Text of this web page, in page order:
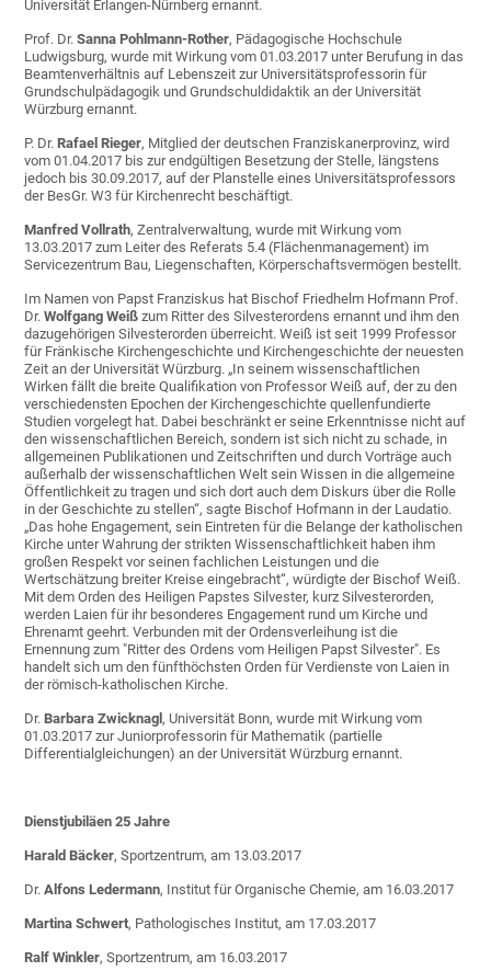
Universität Erlangen-Nürnberg ernannt.
Prof. Dr.Sanna Pohlmann-Rother, Pädagogische Hochschule
Ludwigsburg, wurde mit Wirkung vom 01.03.2017 unter Berufung in das
Beamtenverhältnis auf Lebenszeit zur Universitätsprofessorin für
Grundschulpädagogik und Grundschuldidaktik an der Universität
Würzburg ernannt.
P. Dr.Rafael Rieger, Mitglied der deutschen Franziskanerprovinz, wird
vom 01.04.2017 bis zur endgültigen Besetzung der Stelle, längstens
jedoch bis 30.09.2017, auf der Planstelle eines Universitätsprofessors
der BesGr. W3 für Kirchenrecht beschäftigt.
Manfred Vollrath, Zentralverwaltung, wurde mit Wirkung vom
13.03.2017 zum Leiter des Referats 5.4 (Flächenmanagement) im
Servicezentrum Bau, Liegenschaften, Körperschaftsvermögen bestellt.
Im Namen von Papst Franziskus hat Bischof Friedhelm Hofmann Prof.
Dr.Wolfgang Weißzum Ritter des Silvesterordens ernannt und ihm den
dazugehörigen Silvesterorden überreicht. Weiß ist seit 1999 Professor
für Fränkische Kirchengeschichte und Kirchengeschichte der neuesten
Zeit an der Universität Würzburg. „In seinem wissenschaftlichen
Wirken fällt die breite Qualifikation von Professor Weiß auf, der zu den
verschiedensten Epochen der Kirchengeschichte quellenfundierte
Studien vorgelegt hat. Dabei beschränkt er seine Erkenntnisse nicht auf
den wissenschaftlichen Bereich, sondern ist sich nicht zu schade, in
allgemeinen Publikationen und Zeitschriften und durch Vorträge auch
außerhalb der wissenschaftlichen Welt sein Wissen in die allgemeine
Öffentlichkeit zu tragen und sich dort auch dem Diskurs über die Rolle
in der Geschichte zu stellen“, sagte Bischof Hofmann in der Laudatio.
„Das hohe Engagement, sein Eintreten für die Belange der katholischen
Kirche unter Wahrung der strikten Wissenschaftlichkeit haben ihm
großen Respekt vor seinen fachlichen Leistungen und die
Wertschätzung breiter Kreise eingebracht“, würdigte der Bischof Weiß.
Mit dem Orden des Heiligen Papstes Silvester, kurz Silvesterorden,
werden Laien für ihr besonderes Engagement rund um Kirche und
Ehrenamt geehrt. Verbunden mit der Ordensverleihung ist die
Ernennung zum "Ritter des Ordens vom Heiligen Papst Silvester". Es
handelt sich um den fünfthöchsten Orden für Verdienste von Laien in
der römisch-katholischen Kirche.
Dr.Barbara Zwicknagl, Universität Bonn, wurde mit Wirkung vom
01.03.2017 zur Juniorprofessorin für Mathematik (partielle
Differentialgleichungen) an der Universität Würzburg ernannt.
Dienstjubiläen 25 Jahre
Harald Bäcker, Sportzentrum, am 13.03.2017
Dr.Alfons Ledermann, Institut für Organische Chemie, am 16.03.2017
Martina Schwert, Pathologisches Institut, am 17.03.2017
Ralf Winkler, Sportzentrum, am 16.03.2017